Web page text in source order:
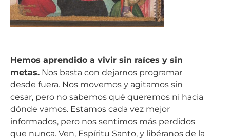
Hemos aprendido a vivir sin raíces y sin
metas. Nos basta con dejarnos programar
desde fuera. Nos movemos y agitamos sin
cesar, pero no sabemos qué queremos ni hacia
dónde vamos. Estamos cada vez mejor
informados, pero nos sentimos más perdidos
que nunca. Ven, Espíritu Santo, y libéranos de la